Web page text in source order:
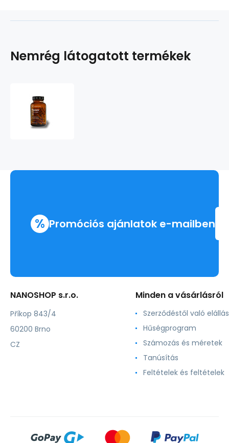
Nemrég látogatott termékek
% Promóciós ajánlatok e-mailben
NANOSHOP s.r.o.
Příkop 843/4
60200 Brno
CZ
Minden a vásárlásról
Szerződéstől való elállás
Hűségprogram
Számozás és méretek
Tanúsítás
Feltételek és feltételek